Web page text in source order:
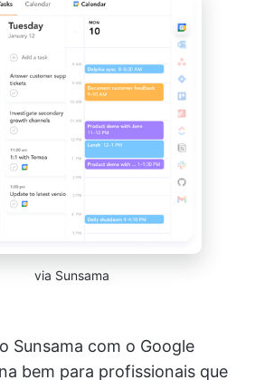
via Sunsama
Sunsama com o Google
bem para profissionais que